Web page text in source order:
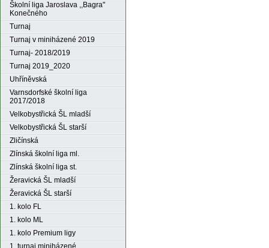
Školní liga Jaroslava ,,Bagra"
Konečného
Turnaj
Turnaj v miniházené 2019
Turnaj- 2018/2019
Turnaj 2019_2020
Uhříněvská
Varnsdorfské školní liga
2017/2018
Velkobystřická ŠL mladší
Velkobystřická ŠL starší
Zličínská
Zlínská školní liga ml.
Zlínská školní liga st.
Žeravická ŠL mladší
Žeravická ŠL starší
1. kolo FL
1. kolo ML
1. kolo Premium ligy
1. turnaj miniházené